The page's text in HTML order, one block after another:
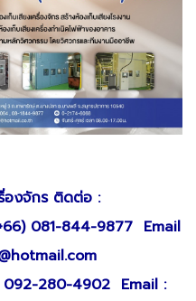
องจักร ติดต่อ :
081-844-9877 Email
092-280-4902Email :